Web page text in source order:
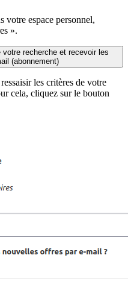
votre espace personnel,
».
recherche et recevoir les
(abonnement)
les critères de votre
cela, cliquez sur le bouton